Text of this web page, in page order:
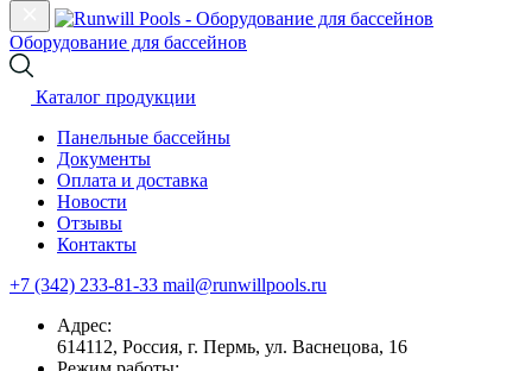
Оборудование для бассейнов
Каталог продукции
Панельные бассейны
Документы
Оплата и доставка
Новости
Отзывы
Контакты
+7 (342) 233-81-33 mail@runwillpools.ru
Адрес:
614112, Россия, г. Пермь, ул. Васнецова, 16